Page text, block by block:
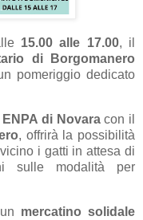
15.00 alle 17.00, il
di Borgomanero
pomeriggio dedicato
di Novaracon il
, offrirà la possibilità
i gatti in attesa di
sulle modalità per
mercatino solidale